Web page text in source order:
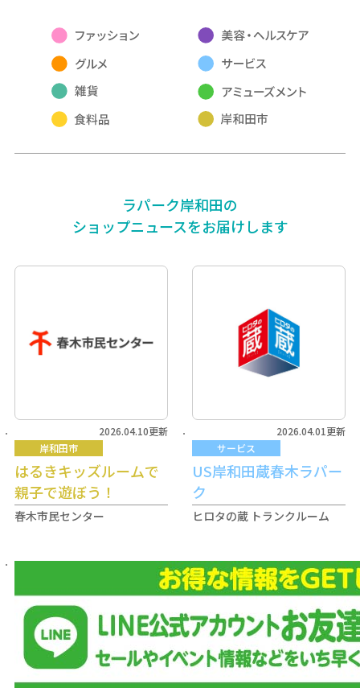
ラパーク岸和田の
ショップニュースをお届けします
2026.04.10更新
岸和田市
はるきキッズルームで
親子で遊ぼう！
春木市民センター
2026.04.01更新
サービス
US岸和田蔵春木ラパー
ク
ヒロタの蔵 トランクルーム